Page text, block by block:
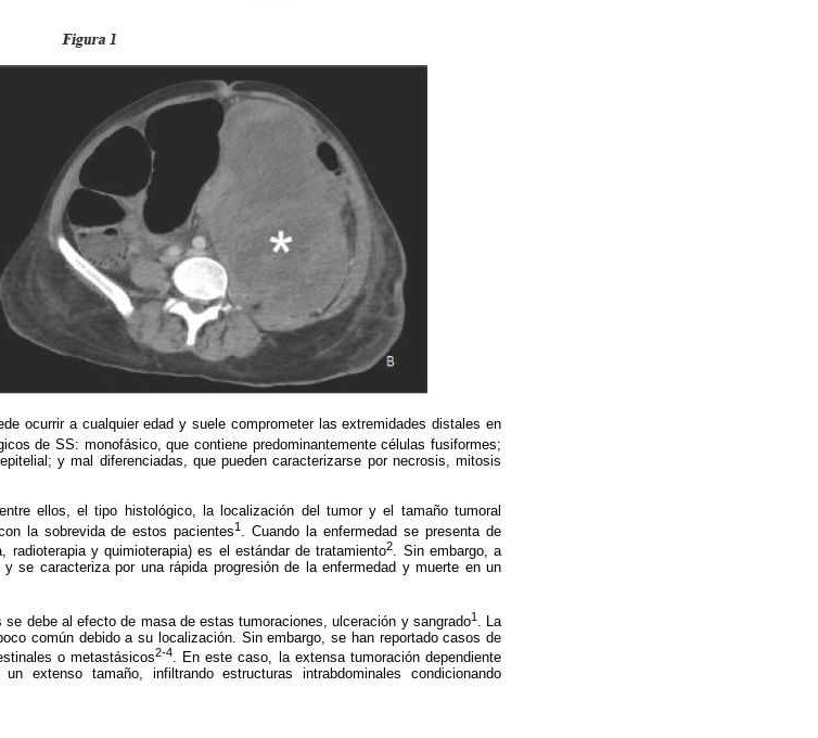
ocurrir a cualquier edad y suele comprometer las extremidades distales en
de SS: monofásico, que contiene predominantemente células fusiformes;
y mal diferenciadas, que pueden caracterizarse por necrosis, mitosis
ellos, el tipo histológico, la localización del tumor y el tamaño tumoral
la sobrevida de estos pacientes1
. Cuando la enfermedad se presenta de
radioterapia y quimioterapia) es el estándar de tratamiento2
. Sin embargo, a
se caracteriza por una rápida progresión de la enfermedad y muerte en un
se debe al efecto de masa de estas tumoraciones, ulceración y sangrado1. La
común debido a su localización. Sin embargo, se han reportado casos de
o metastásicos2-4. En este caso, la extensa tumoración dependiente
extenso tamaño, infiltrando estructuras intrabdominales condicionando